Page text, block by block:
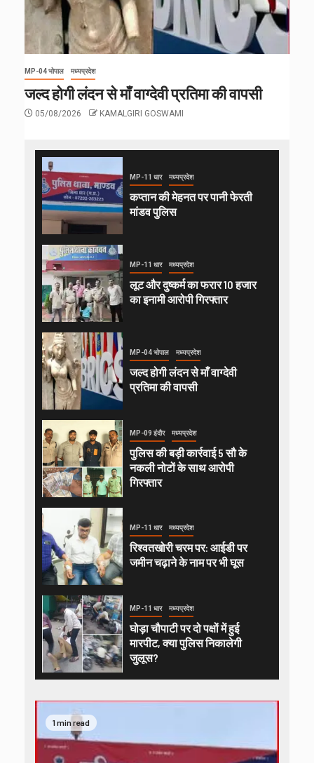
MP-04 भोपाल मध्यप्रदेश
जल्द होगी लंदन से माँ वाग्देवी प्रतिमा की वापसी
05/08/2026 KAMALGIRI GOSWAMI
MP-11 धार मध्यप्रदेश
कप्तान की मेहनत पर पानी फेरती
मांडव पुलिस
MP-11 धार मध्यप्रदेश
लूट और दुष्कर्म का फरार 10 हजार
का इनामी आरोपी गिरफ्तार
MP-04 भोपाल मध्यप्रदेश
जल्द होगी लंदन से माँ वाग्देवी
प्रतिमा की वापसी
MP-09 इंदौर मध्यप्रदेश
पुलिस की बड़ी कार्रवाई 5 सौ के
नकली नोटों के साथ आरोपी
गिरफ्तार
MP-11 धार मध्यप्रदेश
रिश्वतखोरी चरम पर: आईडी पर
जमीन चढ़ाने के नाम पर भी घूस
MP-11 धार मध्यप्रदेश
घोड़ा चौपाटी पर दो पक्षों में हुई
मारपीट, क्या पुलिस निकालेगी
जुलूस?
1 min read